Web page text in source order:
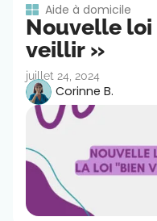
Aide à domicile
Nouvelle loi
veillir »
juillet 24, 2024
Corinne B.